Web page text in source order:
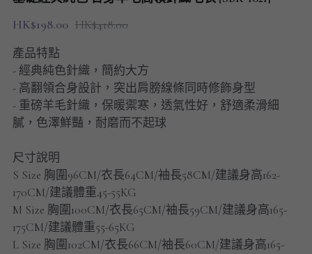
夾棉外套
九分褲
HK$198.00 HK$418.00
產品特點
- 經典純色針織，簡約大方
- 高翻領合身設計，突出肩膀線條同時修飾身型
- 重磅羊毛針織，保暖禦寒，透氣性好，舒適柔滑細
膩，色澤鮮豔，耐磨而不起球
尺寸說明
S Size 胸圍96CM/衣長64CM/袖長58CM/建議身高162-
170CM/建議體重45-55KG
M Size 胸圍100CM/衣長65CM/袖長59CM/建議身高165-
175CM/建議體重55-65KG
L Size 胸圍102CM/衣長66CM/袖長60CM/建議身高165-
男裝長袖T-SHIRT
HOT ITEMS
男裝長褲
男士短褲
男裝九分褲